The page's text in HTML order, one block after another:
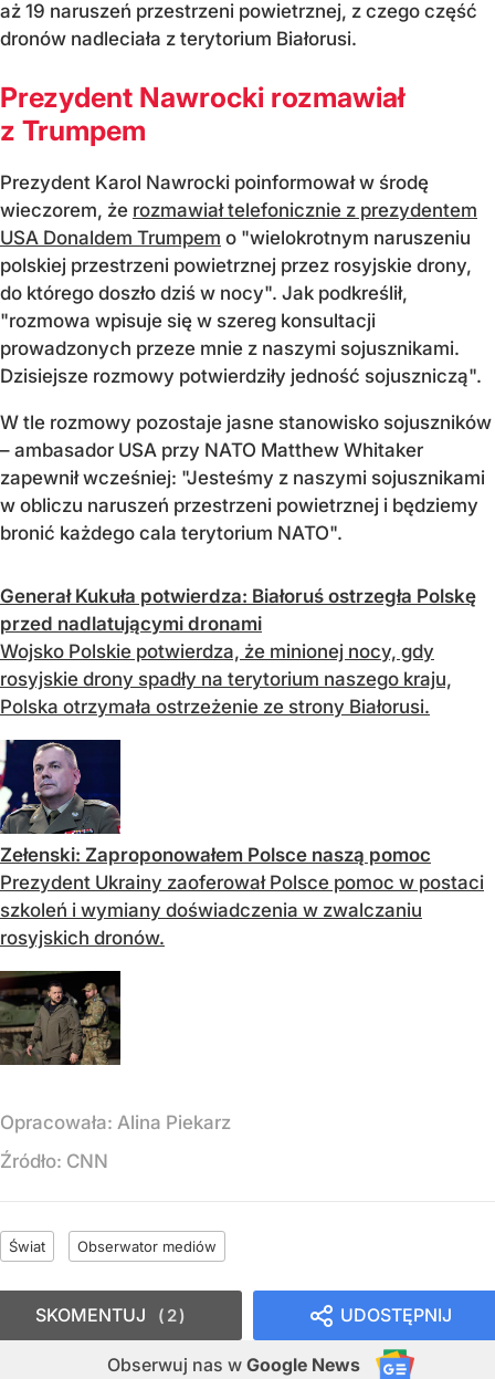
aż 19 naruszeń przestrzeni powietrznej, z czego część
dronów nadleciała z terytorium Białorusi.
Prezydent Nawrocki rozmawiał
z Trumpem
Prezydent Karol Nawrocki poinformował w środę
wieczorem, że rozmawiał telefonicznie z prezydentem
USA Donaldem Trumpem o "wielokrotnym naruszeniu
polskiej przestrzeni powietrznej przez rosyjskie drony,
do którego doszło dziś w nocy". Jak podkreślił,
"rozmowa wpisuje się w szereg konsultacji
prowadzonych przeze mnie z naszymi sojusznikami.
Dzisiejsze rozmowy potwierdziły jedność sojuszniczą".
W tle rozmowy pozostaje jasne stanowisko sojuszników
– ambasador USA przy NATO Matthew Whitaker
zapewnił wcześniej: "Jesteśmy z naszymi sojusznikami
w obliczu naruszeń przestrzeni powietrznej i będziemy
bronić każdego cala terytorium NATO".
Generał Kukuła potwierdza: Białoruś ostrzegła Polskę
przed nadlatującymi dronami
Wojsko Polskie potwierdza, że minionej nocy, gdy
rosyjskie drony spadły na terytorium naszego kraju,
Polska otrzymała ostrzeżenie ze strony Białorusi.
Zełenski: Zaproponowałem Polsce naszą pomoc
Prezydent Ukrainy zaoferował Polsce pomoc w postaci
szkoleń i wymiany doświadczenia w zwalczaniu
rosyjskich dronów.
Opracowała: Alina Piekarz
Źródło: CNN
Świat Obserwator mediów
UDOSTĘPNIJ
Obserwuj nas w Google News
SKOMENTUJ 2